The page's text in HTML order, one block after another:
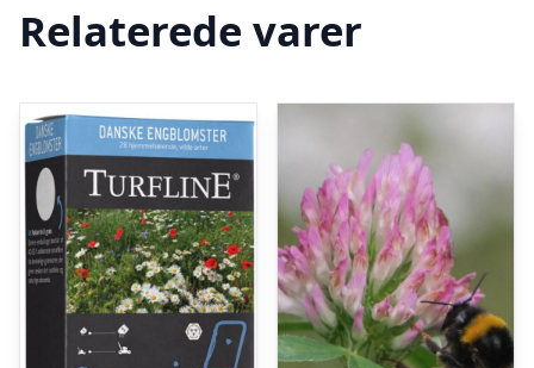
Relaterede varer